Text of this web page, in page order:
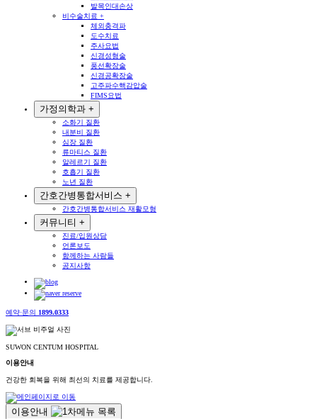
발목인대손상
비수술치료 +
체외충격파
도수치료
주사요법
신경성형술
풍선확장술
신경공확장술
고주파수핵감압술
FIMS요법
가정의학과 +
소화기 질환
내분비 질환
심장 질환
류마티스 질환
알레르기 질환
호흡기 질환
노년 질환
간호간병통합서비스 +
간호간병통합서비스 재활모형
커뮤니티 +
진료/입원상담
언론보도
함께하는 사람들
공지사항
예약·문의 1899.0333
SUWON CENTUM HOSPITAL
이용안내
건강한 회복을 위해 최선의 치료를 제공합니다.
이용안내